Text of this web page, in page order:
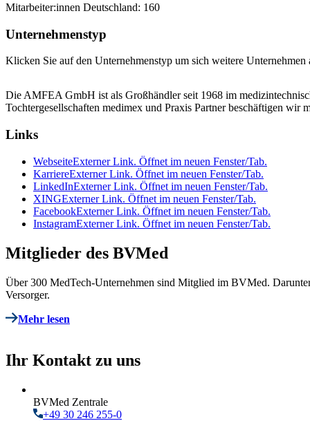
Mitarbeiter:innen Deutschland: 160
Unternehmenstyp
Klicken Sie auf den Unternehmenstyp um sich weitere Unternehmen
Die AMFEA GmbH ist als Großhändler seit 1968 im
Tochtergesellschaften medimex und Praxis Partner beschäftigen
Links
WebseiteExterner Link. Öffnet im neuen Fenster/Tab.
KarriereExterner Link. Öffnet im neuen Fenster/Tab.
LinkedInExterner Link. Öffnet im neuen Fenster/Tab.
XINGExterner Link. Öffnet im neuen Fenster/Tab.
FacebookExterner Link. Öffnet im neuen Fenster/Tab.
InstagramExterner Link. Öffnet im neuen Fenster/Tab.
Mitglieder des BVMed
Über 300 MedTech-Unternehmen sind Mitglied im BVMed.
Versorger.
Mehr lesen
Ihr Kontakt zu uns
BVMed Zentrale
+49 30 246 255-0